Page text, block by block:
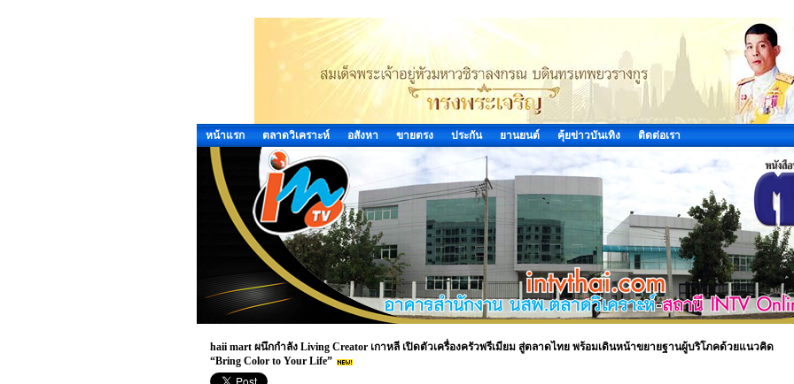
หน้าแรก ตลาดวิเคราะห์ อสังหา ขายตรง ประกัน ยานยนต์ คุ้ยข่าวบันเทิง ติดต่อเรา
haii mart ผนึกกำลัง Living Creator เกาหลี เปิดตัวเครื่องครัวพรีเมียม สู่ตลาดไทย พร้อมเดินหน้าขยายฐานผู้บริโภคด้วยแนวคิด
“Bring Color to Your Life”